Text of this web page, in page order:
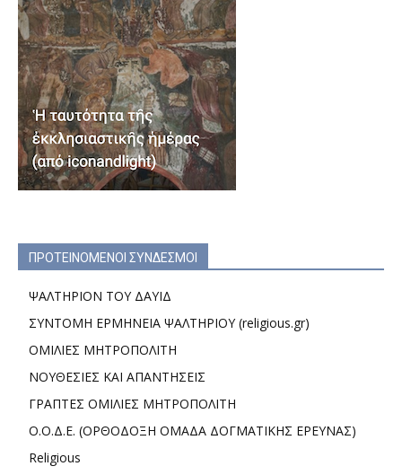
ΠΡΟΤΕΙΝΟΜΕΝΟΙ ΣΥΝΔΕΣΜΟΙ
ΨΑΛΤΗΡΙΟΝ ΤΟΥ ΔΑΥΙΔ
ΣΥΝΤΟΜΗ ΕΡΜΗΝΕΙΑ ΨΑΛΤΗΡΙΟΥ (religious.gr)
ΟΜΙΛΙΕΣ ΜΗΤΡΟΠΟΛΙΤΗ
ΝΟΥΘΕΣΙΕΣ ΚΑΙ ΑΠΑΝΤΗΣΕΙΣ
ΓΡΑΠΤΕΣ ΟΜΙΛΙΕΣ ΜΗΤΡΟΠΟΛΙΤΗ
Ο.Ο.Δ.Ε. (ΟΡΘΟΔΟΞΗ ΟΜΑΔΑ ΔΟΓΜΑΤΙΚΗΣ ΕΡΕΥΝΑΣ)
Religious